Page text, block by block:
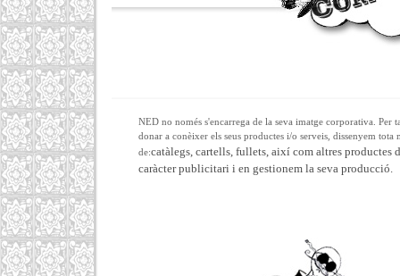
NED no només s'encarrega de la seva imatge corporativa. Per
donar a conèixer els seus productes i/o serveis, dissenyem tota
de:catàlegs, cartells, fullets, així com altres productes
caràcter publicitari i en gestionem la seva producció.